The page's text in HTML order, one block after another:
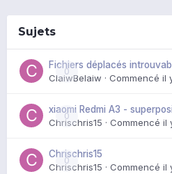
Sujets
0
Fichiers déplacés
ClaiwBelaiw · Commencé il
0
xiaomi Redmi A3 -
Chrischris15 · Commencé il
0
Chrischris15
Chrischris15 · Commencé il